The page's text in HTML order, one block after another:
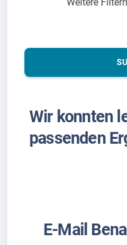
Wir konnten
passenden
E-Mail